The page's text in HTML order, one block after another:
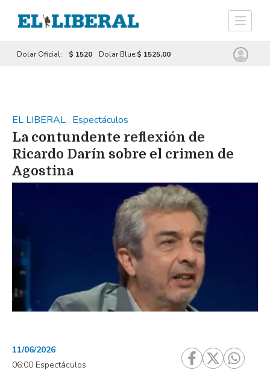
Dolar Oficial: $ 1520 Dolar Blue:$ 1525,00
EL LIBERAL. Espectáculos
La contundente reflexión de
Ricardo Darín sobre el crimen de
Agostina
11/06/2026
06:00 Espectáculos